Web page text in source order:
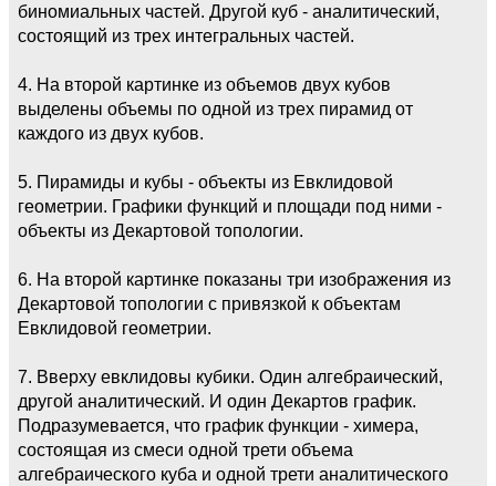
биномиальных частей. Другой куб - аналитический,
состоящий из трех интегральных частей.
4. На второй картинке из объемов двух кубов
выделены объемы по одной из трех пирамид от
каждого из двух кубов.
5. Пирамиды и кубы - объекты из Евклидовой
геометрии. Графики функций и площади под ними -
объекты из Декартовой топологии.
6. На второй картинке показаны три изображения из
Декартовой топологии с привязкой к объектам
Евклидовой геометрии.
7. Вверху евклидовы кубики. Один алгебраический,
другой аналитический. И один Декартов график.
Подразумевается, что график функции - химера,
состоящая из смеси одной трети объема
алгебраического куба и одной трети аналитического